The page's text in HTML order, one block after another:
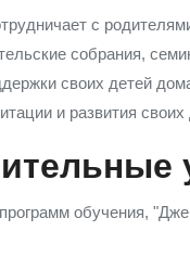
с
собрания,
своих детей
и развития своих
обучения,